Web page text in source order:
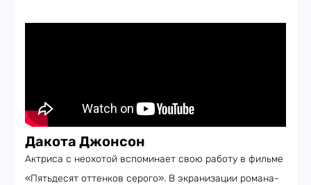
Дакота Джонсон
Актриса с неохотой вспоминает свою работу в фильме
«Пятьдесят оттенков серого». В экранизации романа-